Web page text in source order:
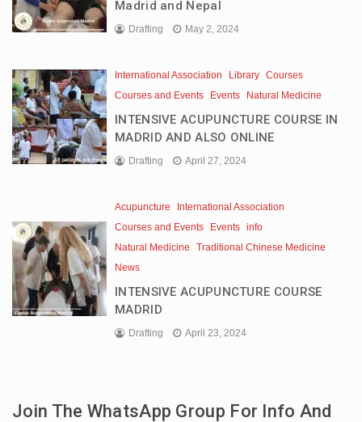
Madrid and Nepal
Drafting May 2, 2024
International Association Library Courses
Courses and Events
Events Natural Medicine
INTENSIVE ACUPUNCTURE COURSE IN
MADRID AND ALSO ONLINE
Drafting April 27, 2024
Acupuncture
International Association
Courses and Events
Events info
Natural Medicine
Traditional Chinese Medicine
News
INTENSIVE ACUPUNCTURE COURSE
MADRID
Drafting April 23, 2024
Join The WhatsApp Group For Info And